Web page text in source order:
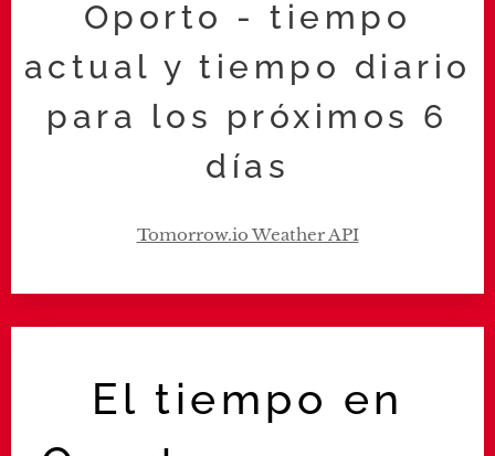
Oporto - tiempo
actual y tiempo diario
para los próximos 6
días
El tiempo en